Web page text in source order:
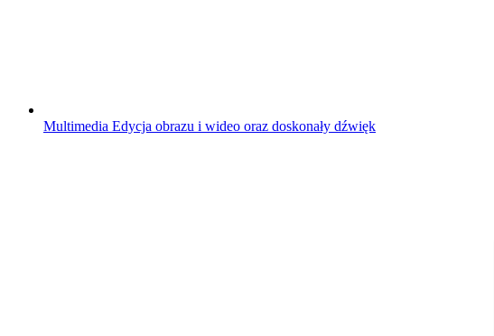
Multimedia Edycja obrazu i wideo oraz doskonały dźwięk